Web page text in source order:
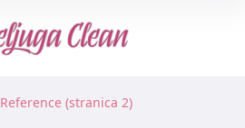
Reference (stranica 2)